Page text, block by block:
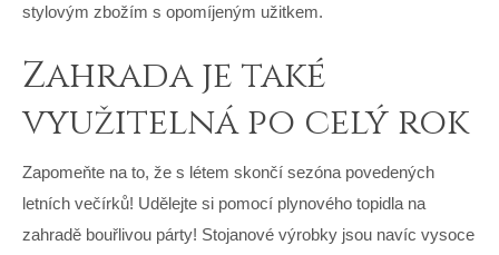
stylovým zbožím s opomíjeným užitkem.
Zahrada je také
využitelná po celý rok
Zapomeňte na to, že s létem skončí sezóna povedených
letních večírků! Udělejte si pomocí plynového topidla na
zahradě bouřlivou párty! Stojanové výrobky jsou navíc vysoce